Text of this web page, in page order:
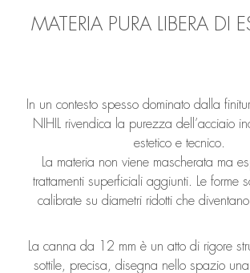
MATERIA PURA LIBERA DI
In un contesto spesso dominato dalla
NIHIL rivendica la purezza dell’acciaio
estetico e tecnico.
La materia non viene mascherata ma
trattamenti superficiali aggiunti. Le forme
calibrate su diametri ridotti che diventano
La canna da 12 mm è un atto di rigore
sottile, precisa, disegna nello spazio